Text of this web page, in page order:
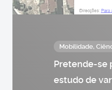
Mobilidade,
Pretende-se
estudo de